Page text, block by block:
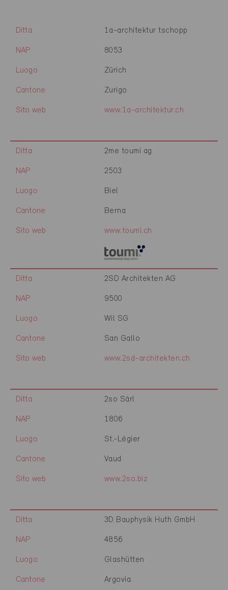
Ditta 1a-architektur tschopp
NAP 8053
Luogo Zürich
Cantone Zurigo
Sito web www.1a-architektur.ch
Ditta 2me toumi ag
NAP 2503
Luogo Biel
Cantone Berna
Sito web www.toumi.ch
Ditta 2SD Architekten AG
NAP 9500
Luogo Wil SG
Cantone San Gallo
Sito web www.2sd-architekten.ch
Ditta 2so Sàrl
NAP 1806
Luogo St.-Légier
Cantone Vaud
Sito web www.2so.biz
Ditta 3D Bauphysik Huth GmbH
NAP 4856
Luogo Glashütten
Cantone Argovia